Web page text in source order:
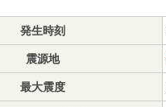
発生時刻
震源地
最大震度